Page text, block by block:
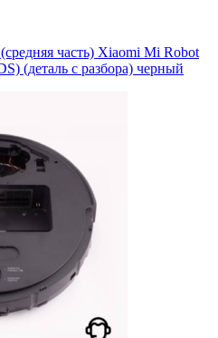
часть) Xiaomi Mi Robot
(деталь с разбора) черный